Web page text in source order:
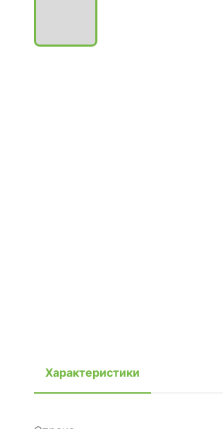
Характеристики